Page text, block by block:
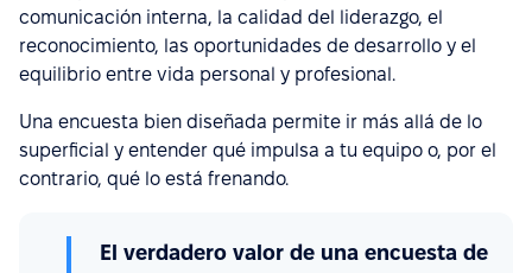
comunicación interna, la calidad del liderazgo, el
reconocimiento, las oportunidades de desarrollo y el
equilibrio entre vida personal y profesional.
Una encuesta bien diseñada permite ir más allá de lo
superficial y entender qué impulsa a tu equipo o, por el
contrario, qué lo está frenando.
El verdadero valor de una encuesta de